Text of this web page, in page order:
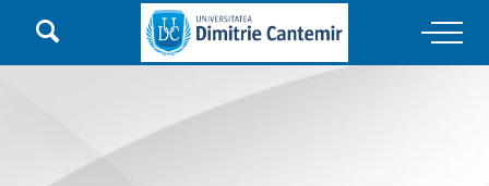

Main Navigation